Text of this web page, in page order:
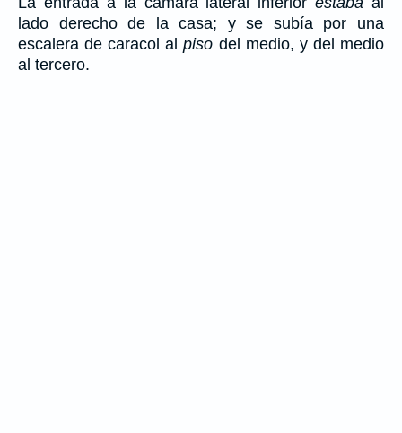
lado derecho de la casa; y se subía por una
escalera de caracol alpiso del medio, y del medio
al tercero.